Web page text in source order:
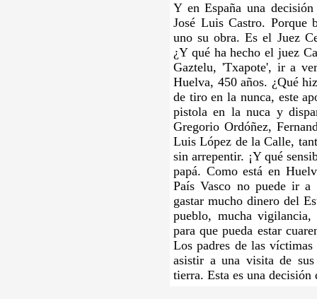
Y en España una
José Luis Castro. Porque
uno su obra. Es el Juez
¿Y qué ha hecho el juez
Gaztelu, 'Txapote', ir a
Huelva, 450 años. ¿Qué
de tiro en la nunca, este
pistola en la nuca y
Gregorio Ordóñez,
Luis López de la Calle,
sin arrepentir. ¡Y qué
papá. Como está en
País Vasco no puede ir a
gastar mucho dinero del
pueblo, mucha
para que pueda estar
Los padres de las
asistir a una visita de
tierra. Esta es una decisión